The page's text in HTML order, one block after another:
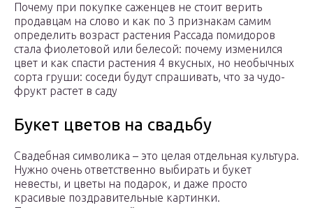
Почему при покупке саженцев не стоит верить
продавцам на слово и как по 3 признакам самим
определить возраст растения Рассада помидоров
стала фиолетовой или белесой: почему изменился
цвет и как спасти растения 4 вкусных, но необычных
сорта груши: соседи будут спрашивать, что за чудо-
фрукт растет в саду
Букет цветов на свадьбу
Свадебная символика – это целая отдельная культура.
Нужно очень ответственно выбирать и букет
невесты, и цветы на подарок, и даже просто
красивые поздравительные картинки.